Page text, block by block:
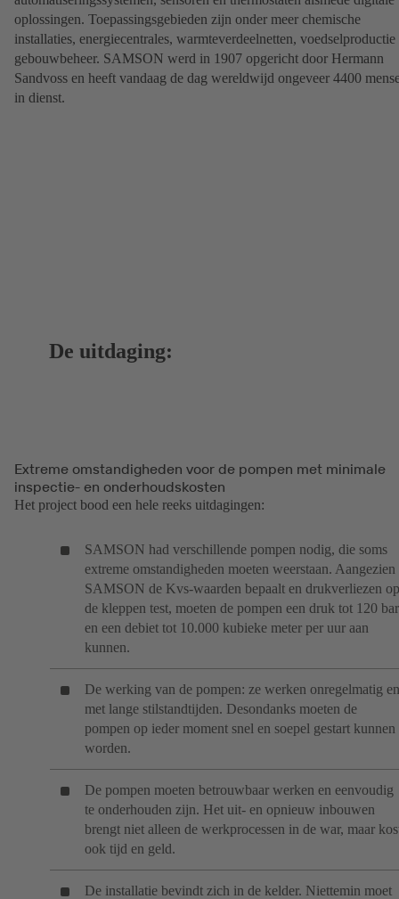
oplossingen. Toepassingsgebieden zijn onder meer chemische
installaties, energiecentrales, warmteverdeelnetten, voedselproductie
gebouwbeheer. SAMSON werd in 1907 opgericht door Hermann
Sandvoss en heeft vandaag de dag wereldwijd ongeveer 4400
in dienst.
De uitdaging:
Extreme omstandigheden voor de pompen met minimale
inspectie- en onderhoudskosten
Het project bood een hele reeks uitdagingen:
SAMSON had verschillende pompen nodig, die soms
extreme omstandigheden moeten weerstaan. Aangezien
SAMSON de Kvs-waarden bepaalt en drukverliezen op
de kleppen test, moeten de pompen een druk tot 120 bar
en een debiet tot 10.000 kubieke meter per uur aan
kunnen.
De werking van de pompen: ze werken onregelmatig en
met lange stilstandtijden. Desondanks moeten de
pompen op ieder moment snel en soepel gestart kunnen
worden.
De pompen moeten betrouwbaar werken en eenvoudig
te onderhouden zijn. Het uit- en opnieuw inbouwen
brengt niet alleen de werkprocessen in de war, maar
ook tijd en geld.
De installatie bevindt zich in de kelder. Niettemin moet